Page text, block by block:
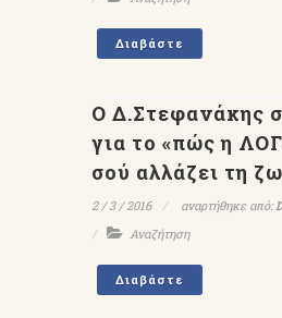
Διαβάστε
Ο Δ.Στεφανάκης
για το «πώς η
σού αλλάζει τη
2 / 3 / 2016 αναρτήθηκε από:
Αναζήτηση
Διαβάστε